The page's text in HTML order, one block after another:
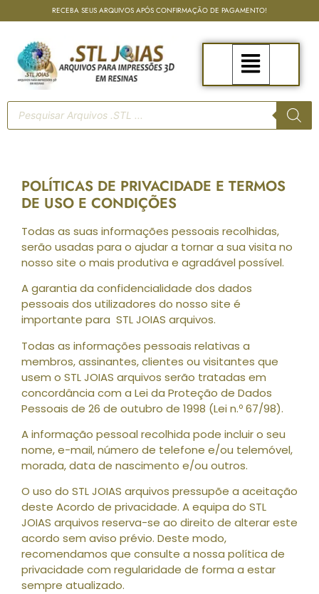
RECEBA SEUS ARQUIVOS APÓS CONFIRMAÇÃO DE PAGAMENTO!
POLÍTICAS DE PRIVACIDADE E TERMOS
DE USO E CONDIÇÕES
Todas as suas informações pessoais recolhidas,
serão usadas para o ajudar a tornar a sua visita no
nosso site o mais produtiva e agradável possível.
A garantia da confidencialidade dos dados
pessoais dos utilizadores do nosso site é
importante para STL JOIAS arquivos.
Todas as informações pessoais relativas a
membros, assinantes, clientes ou visitantes que
usem o STL JOIAS arquivos serão tratadas em
concordância com a Lei da Proteção de Dados
Pessoais de 26 de outubro de 1998 (Lei n.º 67/98).
A informação pessoal recolhida pode incluir o seu
nome, e-mail, número de telefone e/ou telemóvel,
morada, data de nascimento e/ou outros.
O uso do STL JOIAS arquivos pressupõe a aceitação
deste Acordo de privacidade. A equipa do STL
JOIAS arquivos reserva-se ao direito de alterar este
acordo sem aviso prévio. Deste modo,
recomendamos que consulte a nossa política de
privacidade com regularidade de forma a estar
sempre atualizado.